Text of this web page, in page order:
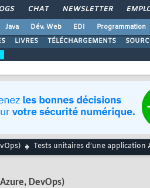
CHAT NEWSLETTER
Java Dév. Web EDI Programmation
LIVRES TÉLÉCHARGEMENTS
Tests unitaires d’une application
DevOps)